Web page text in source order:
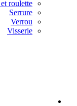
roulette
Serrure
Verrou
Visserie